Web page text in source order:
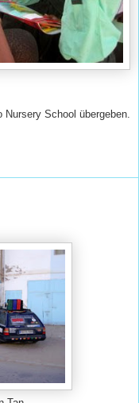
Nursery School übergeben.